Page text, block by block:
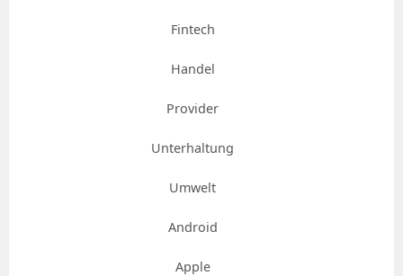
Fintech
Handel
Provider
Unterhaltung
Umwelt
Android
Apple